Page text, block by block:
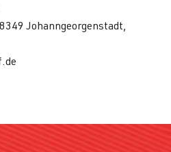
Johanngeorgenstadt,